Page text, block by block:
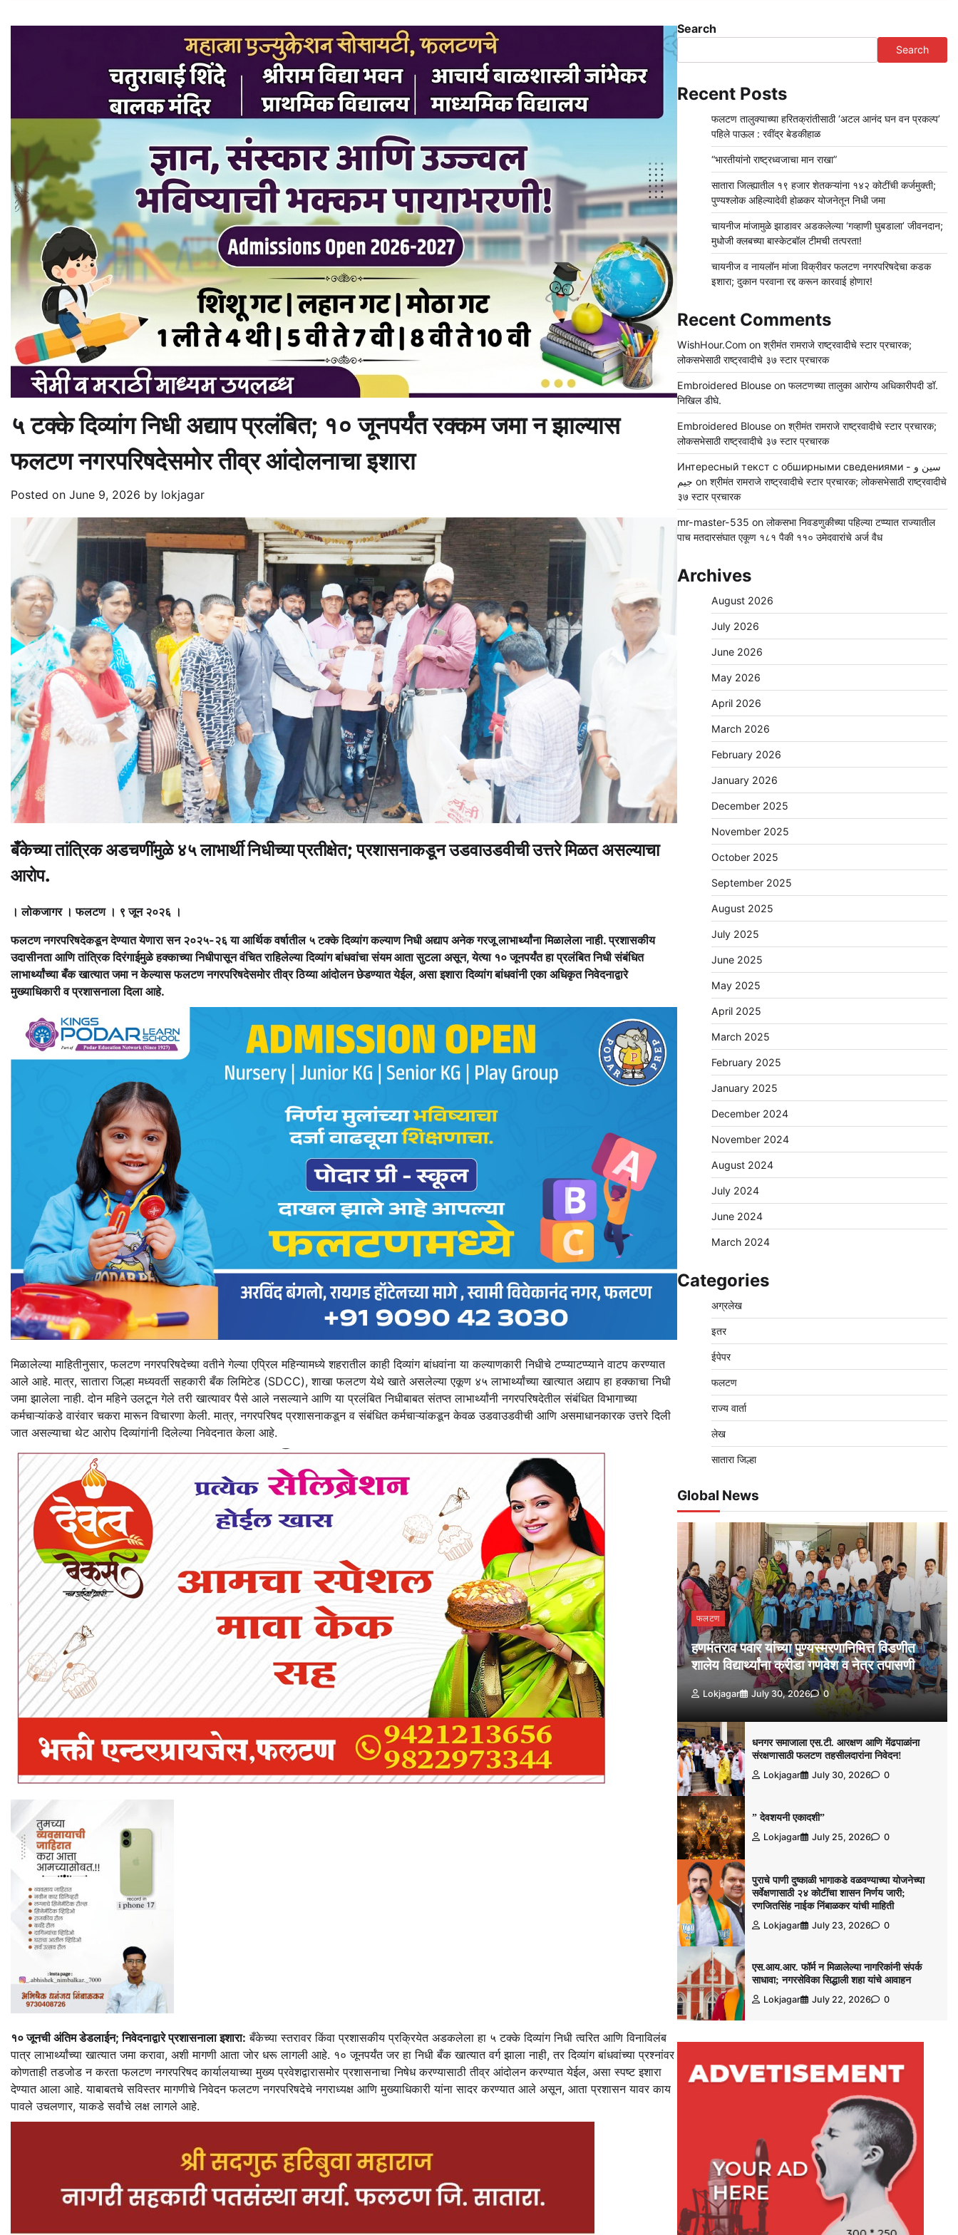
५ टक्के दिव्यांग निधी अद्याप प्रलंबित; १० जूनपर्यंत रक्कम जमा न झाल्यास
फलटण नगरपरिषदेसमोर तीव्र आंदोलनाचा इशारा
Posted on June 9, 2026 by lokjagar
बँकेच्या तांत्रिक अडचणींमुळे ४५ लाभार्थी निधीच्या प्रतीक्षेत; प्रशासनाकडून उडवाउडवीची उत्तरे मिळत असल्याचा
आरोप.
। लोकजागर । फलटण । ९ जून २०२६ ।
फलटण नगरपरिषदेकडून देण्यात येणारा सन २०२५-२६ या आर्थिक वर्षातील ५ टक्के दिव्यांग कल्याण निधी अद्याप अनेक गरजू लाभार्थ्यांना मिळालेला नाही. प्रशासकीय
उदासीनता आणि तांत्रिक दिरंगाईमुळे हक्काच्या निधीपासून वंचित राहिलेल्या दिव्यांग बांधवांचा संयम आता सुटला असून, येत्या १० जूनपर्यंत हा प्रलंबित निधी संबंधित
लाभार्थ्यांच्या बँक खात्यात जमा न केल्यास फलटण नगरपरिषदेसमोर तीव्र ठिय्या आंदोलन छेडण्यात येईल, असा इशारा दिव्यांग बांधवांनी एका अधिकृत निवेदनाद्वारे
मुख्याधिकारी व प्रशासनाला दिला आहे.
मिळालेल्या माहितीनुसार, फलटण नगरपरिषदेच्या वतीने गेल्या एप्रिल महिन्यामध्ये शहरातील काही दिव्यांग बांधवांना या कल्याणकारी निधीचे टप्प्याटप्प्याने वाटप करण्यात
आले आहे. मात्र, सातारा जिल्हा मध्यवर्ती सहकारी बँक लिमिटेड (SDCC), शाखा फलटण येथे खाते असलेल्या एकूण ४५ लाभार्थ्यांच्या खात्यात अद्याप हा हक्काचा निधी
जमा झालेला नाही. दोन महिने उलटून गेले तरी खात्यावर पैसे आले नसल्याने आणि या प्रलंबित निधीबाबत संतप्त लाभार्थ्यांनी नगरपरिषदेतील संबंधित विभागाच्या
कर्मचाऱ्यांकडे वारंवार चकरा मारून विचारणा केली. मात्र, नगरपरिषद प्रशासनाकडून व संबंधित कर्मचाऱ्यांकडून केवळ उडवाउडवीची आणि असमाधानकारक उत्तरे दिली
जात असल्याचा थेट आरोप दिव्यांगांनी दिलेल्या निवेदनात केला आहे.
१० जूनची अंतिम डेडलाईन; निवेदनाद्वारे प्रशासनाला इशारा: बँकेच्या स्तरावर किंवा प्रशासकीय प्रक्रियेत अडकलेला हा ५ टक्के दिव्यांग निधी त्वरित आणि विनाविलंब
पात्र लाभार्थ्यांच्या खात्यात जमा करावा, अशी मागणी आता जोर धरू लागली आहे. १० जूनपर्यंत जर हा निधी बँक खात्यात वर्ग झाला नाही, तर दिव्यांग बांधवांच्या प्रश्नांवर
कोणताही तडजोड न करता फलटण नगरपरिषद कार्यालयाच्या मुख्य प्रवेशद्वारासमोर प्रशासनाचा निषेध करण्यासाठी तीव्र आंदोलन करण्यात येईल, असा स्पष्ट इशारा
देण्यात आला आहे. याबाबतचे सविस्तर मागणीचे निवेदन फलटण नगरपरिषदेचे नगराध्यक्ष आणि मुख्याधिकारी यांना सादर करण्यात आले असून, आता प्रशासन यावर काय
पावले उचलणार, याकडे सर्वांचे लक्ष लागले आहे.
Search
Search
Recent Posts
फलटण तालुक्याच्या हरितक्रांतीसाठी ‘अटल आनंद घन वन प्रकल्प’
पहिले पाऊल : रवींद्र बेडकीहाळ
“भारतीयांनो राष्ट्रध्वजाचा मान राखा”
सातारा जिल्ह्यातील १९ हजार शेतकऱ्यांना १४२ कोटींची कर्जमुक्ती;
पुण्यश्लोक अहिल्यादेवी होळकर योजनेतून निधी जमा
चायनीज मांजामुळे झाडावर अडकलेल्या ‘गव्हाणी घुबडाला’ जीवनदान;
मुधोजी क्लबच्या बास्केटबॉल टीमची तत्परता!
चायनीज व नायलॉन मांजा विक्रीवर फलटण नगरपरिषदेचा कडक
इशारा; दुकान परवाना रद्द करून कारवाई होणार!
Recent Comments
WishHour.Comon श्रीमंत रामराजे राष्ट्रवादीचे स्टार प्रचारक;
लोकसभेसाठी राष्ट्रवादीचे ३७ स्टार प्रचारक
Embroidered Blouseon फलटणच्या तालुका आरोग्य अधिकारीपदी डॉ.
निखिल डीघे.
Embroidered Blouseon श्रीमंत रामराजे राष्ट्रवादीचे स्टार प्रचारक;
लोकसभेसाठी राष्ट्रवादीचे ३७ स्टार प्रचारक
Интересный текст с обширными сведениями - سين و
جيم on श्रीमंत रामराजे राष्ट्रवादीचे स्टार प्रचारक; लोकसभेसाठी राष्ट्रवादीचे
३७ स्टार प्रचारक
mr-master-535 on लोकसभा निवडणुकीच्या पहिल्या टप्प्यात राज्यातील
पाच मतदारसंघात एकूण १८१ पैकी ११० उमेदवारांचे अर्ज वैध
Archives
August 2026
July 2026
June 2026
May 2026
April 2026
March 2026
February 2026
January 2026
December 2025
November 2025
October 2025
September 2025
August 2025
July 2025
June 2025
May 2025
April 2025
March 2025
February 2025
January 2025
December 2024
November 2024
August 2024
July 2024
June 2024
March 2024
Categories
अग्रलेख
इतर
ईपेपर
फलटण
राज्य वार्ता
लेख
सातारा जिल्हा
Global News
फलटण
हणमंतराव पवार यांच्या पुण्यस्मरणानिमित्त विडणीत
शालेय विद्यार्थ्यांना क्रीडा गणवेश व नेत्र तपासणी
Lokjagar July 30, 2026 0
धनगर समाजाला एस.टी. आरक्षण आणि मेंढपाळांना
संरक्षणासाठी फलटण तहसीलदारांना निवेदन!
Lokjagar July 30, 2026 0
” देवशयनी एकादशी”
Lokjagar July 25, 2026 0
पुराचे पाणी दुष्काळी भागाकडे वळवण्याच्या योजनेच्या
सर्वेक्षणासाठी २४ कोटींचा शासन निर्णय जारी;
रणजितसिंह नाईक निंबाळकर यांची माहिती
Lokjagar July 23, 2026 0
एस.आय.आर. फॉर्म न मिळालेल्या नागरिकांनी संपर्क
साधावा; नगरसेविका सिद्धाली शहा यांचे आवाहन
Lokjagar July 22, 2026 0